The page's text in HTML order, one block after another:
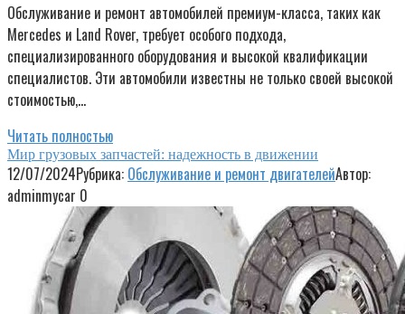
Обслуживание и ремонт автомобилей премиум-класса, таких как
Mercedes и Land Rover, требует особого подхода,
специализированного оборудования и высокой квалификации
специалистов. Эти автомобили известны не только своей высокой
стоимостью,…
Читать полностью
Мир грузовых запчастей: надежность в движении
12/07/2024Рубрика: Обслуживание и ремонт двигателейАвтор:
adminmycar 0